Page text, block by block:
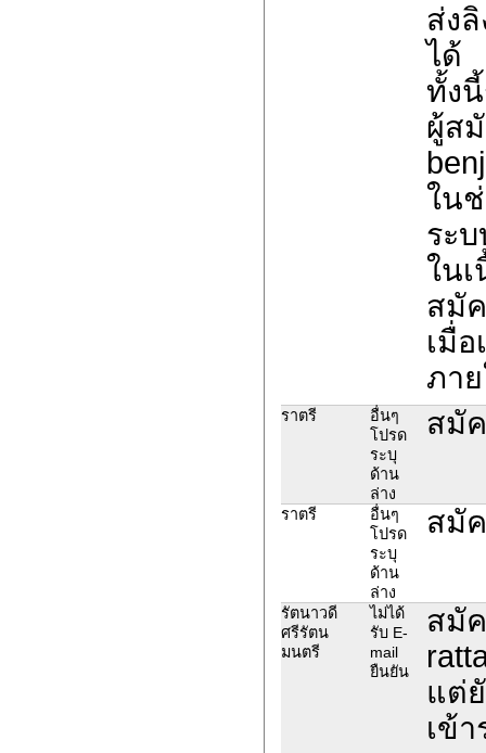
ส่ง
ได้
ทั้ง
ผู้ส
ใน
ระ
ใน
สมั
เมื่
ภา
ราตรี
อื่นๆ
โปรด
ระบุ
ด้าน
ล่าง
สมั
ราตรี
อื่นๆ
โปรด
ระบุ
ด้าน
ล่าง
สมั
รัตนาวดี
ศรีรัตน
มนตรี
ไม่ได้
รับ E-
mail
ยืนยัน
สมั
แต่
เข้